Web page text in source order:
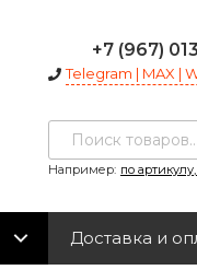
+7 (967)
Telegram | MAX |
Например: по
Доставка и